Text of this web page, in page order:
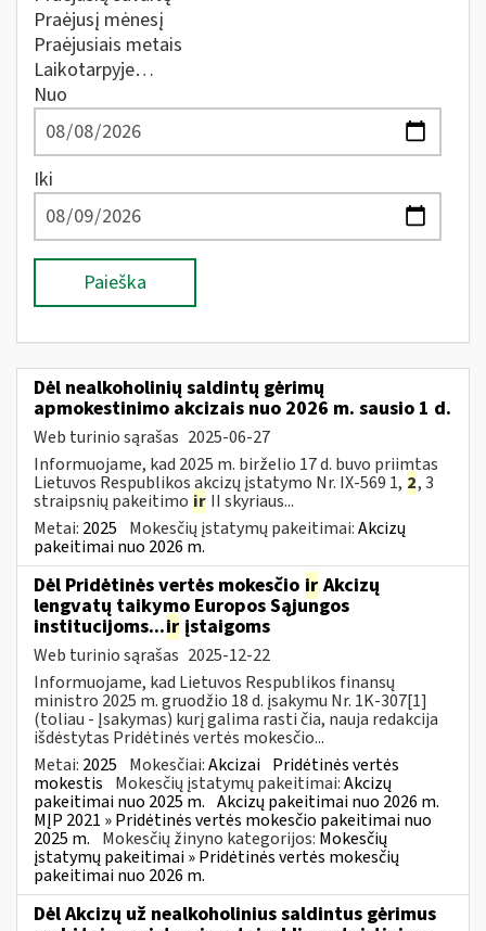
Praėjusį mėnesį
Praėjusiais metais
Laikotarpyje…
Nuo
Iki
Paieška
Dėl nealkoholinių saldintų gėrimų
apmokestinimo akcizais nuo 2026 m. sausio 1 d.
Web turinio sąrašas 2025-06-27
Informuojame, kad 2025 m. birželio 17 d. buvo priimtas
Lietuvos Respublikos akcizų įstatymo Nr. IX-569 1, 2, 3
straipsnių pakeitimo ir II skyriaus...
Metai: 2025 Mokesčių įstatymų pakeitimai:Akcizų
pakeitimai nuo 2026 m.
Dėl Pridėtinės vertės mokesčio ir Akcizų
lengvatų taikymo Europos Sąjungos
institucijoms...ir įstaigoms
Web turinio sąrašas 2025-12-22
Informuojame, kad Lietuvos Respublikos finansų
ministro 2025 m. gruodžio 18 d. įsakymu Nr. 1K-307[1]
(toliau - Įsakymas) kurį galima rasti čia, nauja redakcija
išdėstytas Pridėtinės vertės mokesčio...
Metai: 2025 Mokesčiai:Akcizai Pridėtinės vertės
mokestis Mokesčių įstatymų pakeitimai:Akcizų
pakeitimai nuo 2025 m. Akcizų pakeitimai nuo 2026 m.
MĮP 2021 » Pridėtinės vertės mokesčio pakeitimai nuo
2025 m. Mokesčių žinyno kategorijos: Mokesčių
įstatymų pakeitimai » Pridėtinės vertės mokesčių
pakeitimai nuo 2026 m.
Dėl Akcizų už nealkoholinius saldintus gėrimus